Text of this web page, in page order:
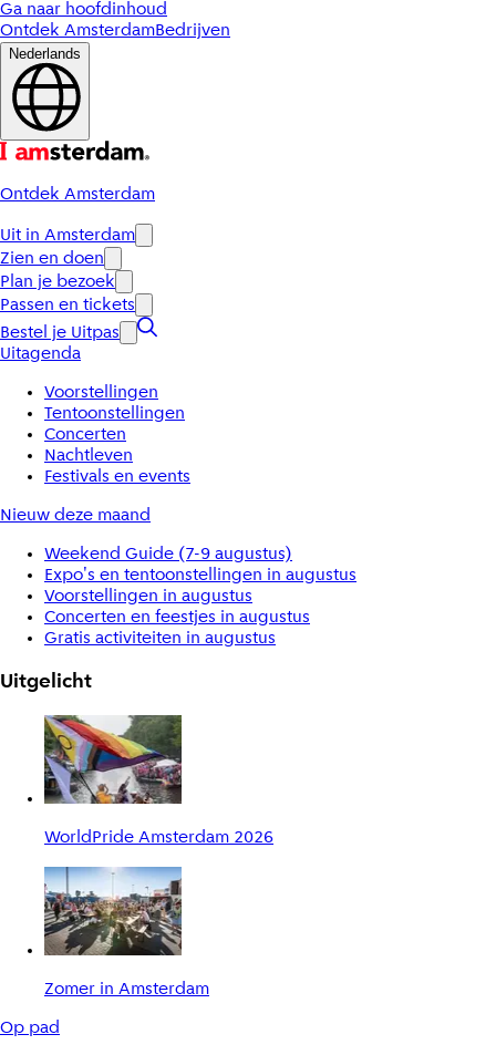
Ga naar hoofdinhoud
Ontdek AmsterdamBedrijven
Nederlands
Ontdek Amsterdam
Uit in Amsterdam
Zien en doen
Plan je bezoek
Passen en tickets
Bestel je Uitpas
Uitagenda
Voorstellingen
Tentoonstellingen
Concerten
Nachtleven
Festivals en events
Nieuw deze maand
Weekend Guide (7-9 augustus)
Expo's en tentoonstellingen in augustus
Voorstellingen in augustus
Concerten en feestjes in augustus
Gratis activiteiten in augustus
Uitgelicht
WorldPride Amsterdam 2026
Zomer in Amsterdam
Op pad